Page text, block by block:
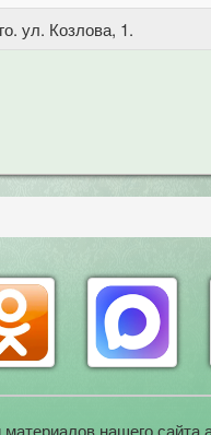
ул. Козлова, 1.
нашего сайта